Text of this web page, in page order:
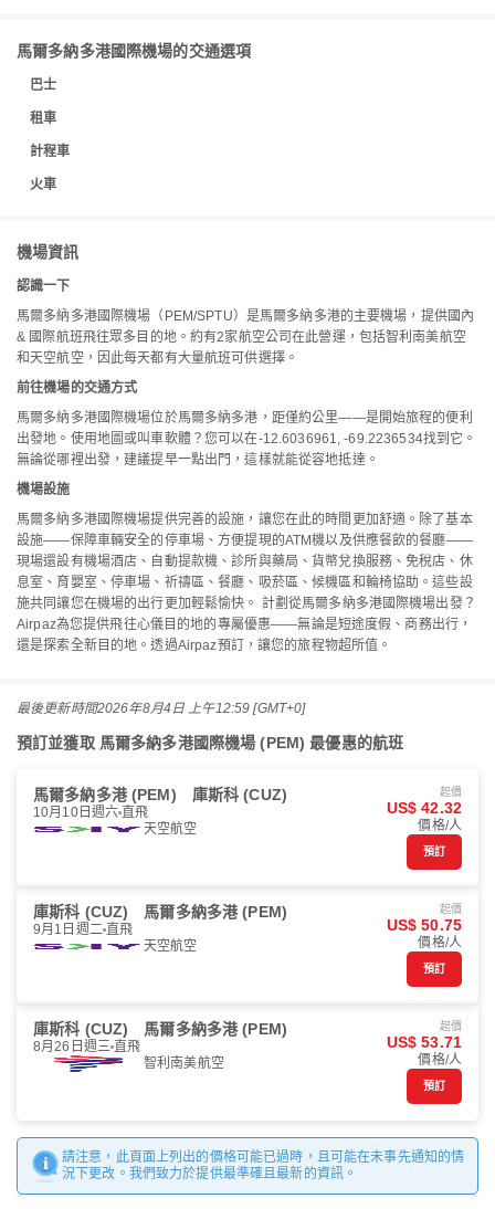
馬爾多納多港國際機場的交通選項
巴士
租車
計程車
火車
機場資訊
認識一下
馬爾多納多港國際機場（PEM/SPTU）是馬爾多納多港的主要機場，提供國內
& 國際航班飛往眾多目的地。約有2家航空公司在此營運，包括智利南美航空
和天空航空，因此每天都有大量航班可供選擇。
前往機場的交通方式
馬爾多納多港國際機場位於馬爾多納多港，距僅約公里——是開始旅程的便利
出發地。使用地圖或叫車軟體？您可以在-12.6036961, -69.2236534找到它。
無論從哪裡出發，建議提早一點出門，這樣就能從容地抵達。
機場設施
馬爾多納多港國際機場提供完善的設施，讓您在此的時間更加舒適。除了基本
設施——保障車輛安全的停車場、方便提現的ATM機以及供應餐飲的餐廳——
現場還設有機場酒店、自動提款機、診所與藥局、貨幣兌換服務、免稅店、休
息室、育嬰室、停車場、祈禱區、餐廳、吸菸區、候機區和輪椅協助。這些設
施共同讓您在機場的出行更加輕鬆愉快。 計劃從馬爾多納多港國際機場出發？
Airpaz為您提供飛往心儀目的地的專屬優惠——無論是短途度假、商務出行，
還是探索全新目的地。透過Airpaz預訂，讓您的旅程物超所值。
最後更新時間2026年8月4日 上午12:59 [GMT+0]
預訂並獲取 馬爾多納多港國際機場 (PEM) 最優惠的航班
馬爾多納多港 (PEM) 庫斯科 (CUZ)
10月10日週六 直飛
天空航空
起價
US$ 42.32
價格/人
預訂
庫斯科 (CUZ) 馬爾多納多港 (PEM)
9月1日週二 直飛
天空航空
起價
US$ 50.75
價格/人
預訂
庫斯科 (CUZ) 馬爾多納多港 (PEM)
8月26日週三 直飛
智利南美航空
起價
US$ 53.71
價格/人
預訂
請注意，此頁面上列出的價格可能已過時，且可能在未事先通知的情
況下更改。我們致力於提供最準確且最新的資訊。